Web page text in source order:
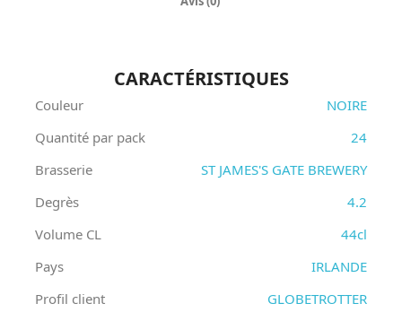
CARACTÉRISTIQUES
Couleur
NOIRE
Quantité par pack
24
Brasserie
ST JAMES'S GATE BREWERY
Degrès
4.2
Volume CL
44cl
Pays
IRLANDE
Profil client
GLOBETROTTER